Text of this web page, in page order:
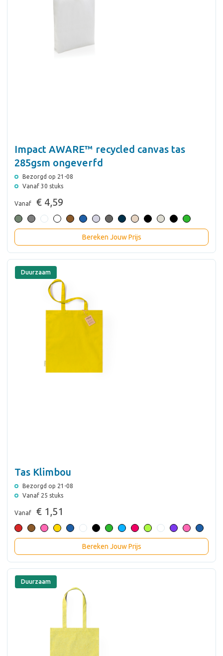
Impact AWARE™ recycled canvas tas
285gsm ongeverfd
Bezorgd op 21-08
Vanaf 30 stuks
Vanaf € 4,59
Bereken Jouw Prijs
Duurzaam
Tas Klimbou
Bezorgd op 21-08
Vanaf 25 stuks
Vanaf € 1,51
Bereken Jouw Prijs
Duurzaam